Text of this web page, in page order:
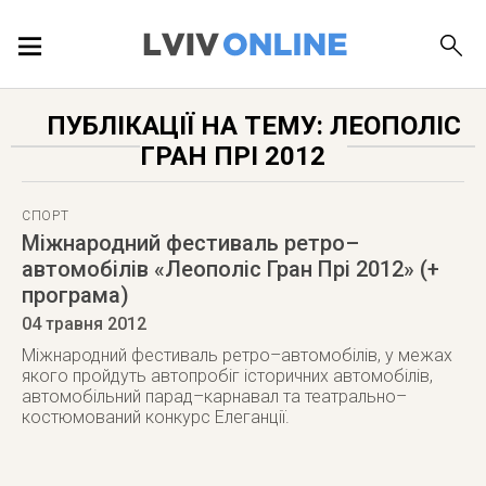
ПУБЛІКАЦІЇ
ДОВІДКА
ПУБЛІКАЦІЇ НА ТЕМУ: ЛЕОПОЛІС
ГРАН ПРІ 2012
СПОРТ
Міжнародний фестиваль ретро–
автомобілів «Леополіс Гран Прі 2012» (+
програма)
04 травня 2012
Міжнародний фестиваль ретро–автомобілів, у межах
якого пройдуть автопробіг історичних автомобілів,
автомобільний парад–карнавал та театрально–
костюмований конкурс Елеганції.